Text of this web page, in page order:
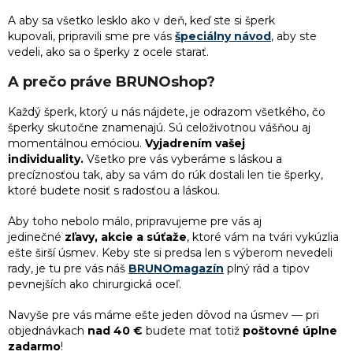
Najlepší darček pre kamarátku 1
Darček pre kolegyňu 1
Darček k 45. narodeninám pre ženu 1
Darček pre nevestu 1
Vianočné darčeky pre sestru
Vianočné darčeky pre kolegyne
Originálne darčeky pre ženy 1
sob
sova 4
vážka 6
včela 1
vlk 1
želva 1
A aby sa všetko lesklo ako v deň, keď ste si šperk
kupovali, pripravili sme pre vás špeciálny návod, aby ste
vedeli, ako sa o šperky z ocele starať.
A prečo práve BRUNOshop?
Každý šperk, ktorý u nás nájdete, je odrazom všetkého, čo
šperky skutočne znamenajú. Sú celoživotnou vášňou aj
momentálnou emóciou. Vyjadrením vašej
individuality. Všetko pre vás vyberáme s láskou a
precíznosťou tak, aby sa vám do rúk dostali len tie šperky,
ktoré budete nosiť s radosťou a láskou.
Aby toho nebolo málo, pripravujeme pre vás aj
jedinečné zľavy, akcie a súťaže, ktoré vám na tvári vykúzlia
ešte širší úsmev. Keby ste si predsa len s výberom nevedeli
rady, je tu pre vás náš BRUNOmagazín plný rád a tipov
pevnejších ako chirurgická oceľ.
Navyše pre vás máme ešte jeden dôvod na úsmev — pri
objednávkach nad 40 € budete mať totiž poštovné úplne
zadarmo!